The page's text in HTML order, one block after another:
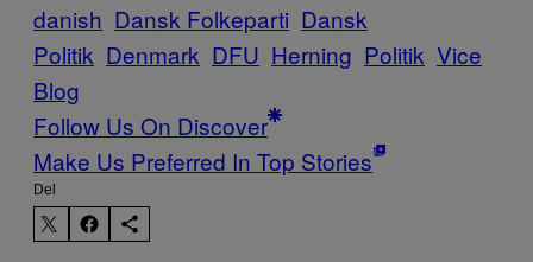
danish Dansk Folkeparti Dansk
Politik Denmark DFU Herning Politik Vice
Blog
Follow Us On Discover
Make Us Preferred In Top Stories
Del